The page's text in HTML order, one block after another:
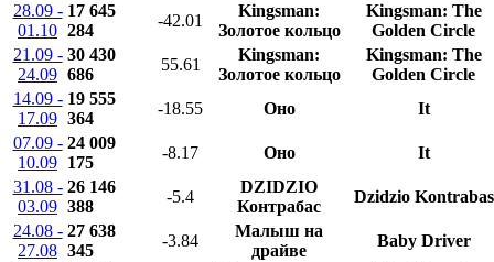
28.09 -
01.10
17 645
284
-42.01
Kingsman:
Золотое кольцо
Kingsman: The
Golden Circle
21.09 -
24.09
30 430
686
55.61
Kingsman:
Золотое кольцо
Kingsman: The
Golden Circle
14.09 -
17.09
19 555
364
-18.55 Оно
It
07.09 -
10.09
24 009
175
-8.17 Оно
It
31.08 -
03.09
26 146
388
-5.4
DZIDZIO
Контрабас
Dzidzio Kontrabas
24.08 -
27.08
27 638
345
-3.84
Малыш на
драйве
Baby Driver